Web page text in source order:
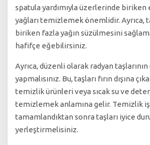
spatula yardımıyla üzerlerinde biriken
yağları temizlemek önemlidir. Ayrıca,
biriken fazla yağın süzülmesini
hafifçe eğebilirsiniz.
Ayrıca, düzenli olarak radyan
yapmalısınız. Bu, taşları fırın dışına
temizlik ürünleri veya sıcak su ve
temizlemek anlamına gelir. Temizlik
tamamlandıktan sonra taşları iyice
yerleştirmelisiniz.